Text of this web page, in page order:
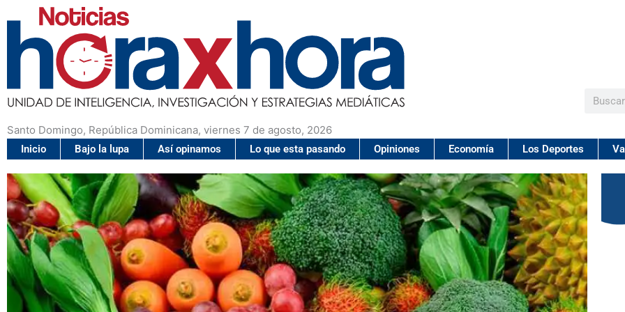
Santo Domingo, República Dominicana, viernes 7 de agosto, 2026
Buscar
Inicio Bajo la lupa Así opinamos Lo que esta pasando Opiniones Economía Los Deportes